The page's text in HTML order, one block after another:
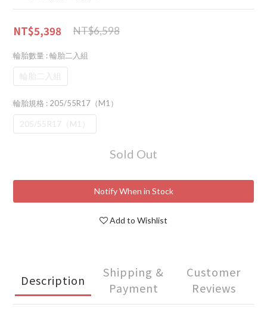
NT$6,598
NT$5,398
輪胎數量 : 輪胎二入組
輪胎二入組
輪胎規格 : 205/55R17（M1）
205/55R17（M1）
Sold Out
Notify When in Stock
Add to Wishlist
Description
Shipping &
Payment
Customer
Reviews